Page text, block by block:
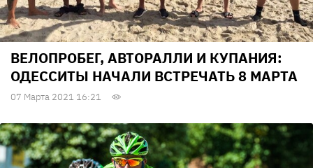
ВЕЛОПРОБЕГ, АВТОРАЛЛИ И КУПАНИЯ:
ОДЕССИТЫ НАЧАЛИ ВСТРЕЧАТЬ 8 МАРТА
07 Марта 2021 16:21